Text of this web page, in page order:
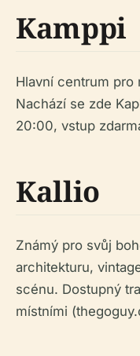
Kamppi
Hlavní centrum pro
Nachází se zde
20:00, vstup
Kallio
Známý pro svůj
architekturu,
scénu. Dostupný
místními